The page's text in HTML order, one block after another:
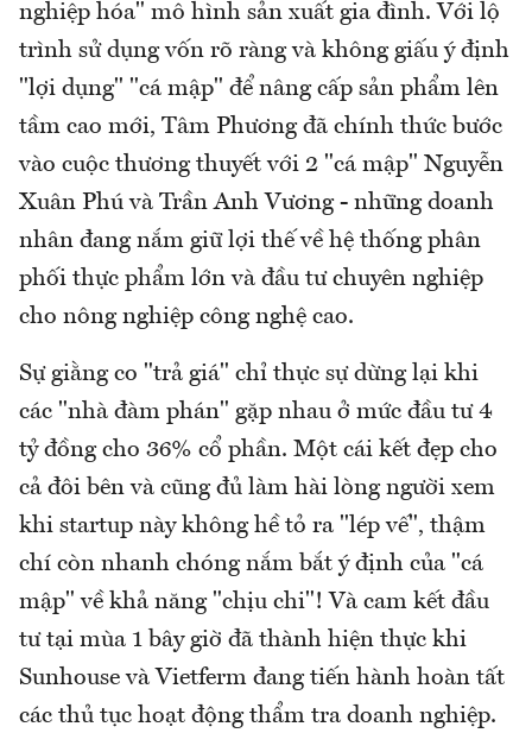
nghiệp hóa" mô hình sản xuất gia đình. Với lộ
trình sử dụng vốn rõ ràng và không giấu ý định
"lợi dụng" "cá mập" để nâng cấp sản phẩm lên
tầm cao mới, Tâm Phương đã chính thức bước
vào cuộc thương thuyết với 2 "cá mập" Nguyễn
Xuân Phú và Trần Anh Vương - những doanh
nhân đang nắm giữ lợi thế về hệ thống phân
phối thực phẩm lớn và đầu tư chuyên nghiệp
cho nông nghiệp công nghệ cao.
Sự giằng co "trả giá" chỉ thực sự dừng lại khi
các "nhà đàm phán" gặp nhau ở mức đầu tư 4
tỷ đồng cho 36% cổ phần. Một cái kết đẹp cho
cả đôi bên và cũng đủ làm hài lòng người xem
khi startup này không hề tỏ ra "lép vế", thậm
chí còn nhanh chóng nắm bắt ý định của "cá
mập" về khả năng "chịu chi"! Và cam kết đầu
tư tại mùa 1 bây giờ đã thành hiện thực khi
Sunhouse và Vietferm đang tiến hành hoàn tất
các thủ tục hoạt động thẩm tra doanh nghiệp.